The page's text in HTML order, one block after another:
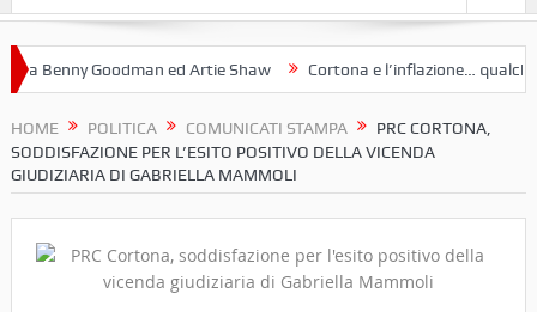
Benny Goodman ed Artie Shaw Cortona e l’inflazione… qualche
HOME POLITICA COMUNICATI STAMPA
PRC CORTONA,
SODDISFAZIONE PER L’ESITO POSITIVO DELLA VICENDA
GIUDIZIARIA DI GABRIELLA MAMMOLI